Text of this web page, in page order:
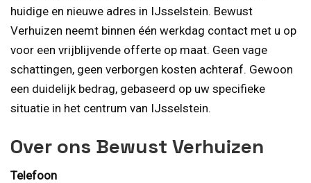
huidige en nieuwe adres in IJsselstein. Bewust
Verhuizen neemt binnen één werkdag contact met u op
voor een vrijblijvende offerte op maat. Geen vage
schattingen, geen verborgen kosten achteraf. Gewoon
een duidelijk bedrag, gebaseerd op uw specifieke
situatie in het centrum van IJsselstein.
Over ons Bewust Verhuizen
Telefoon